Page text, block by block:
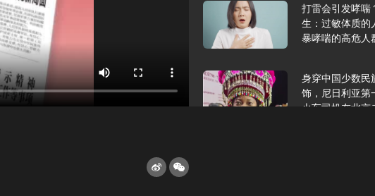
打雷会引发哮喘
生：过敏体质的
暴哮喘的高危人
身穿中国少数民
饰，尼日利亚第
火车司机在北京